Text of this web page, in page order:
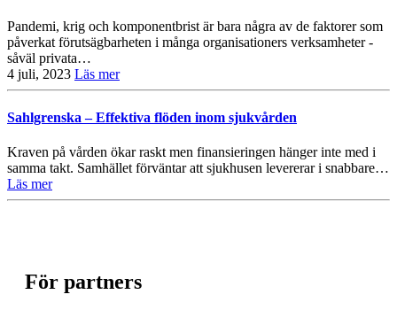
Pandemi, krig och komponentbrist är bara några av de faktorer som
påverkat förutsägbarheten i många organisationers verksamheter -
såväl privata…
4 juli, 2023 Läs mer
Sahlgrenska – Effektiva flöden inom sjukvården
Kraven på vården ökar raskt men finansieringen hänger inte med i
samma takt. Samhället förväntar att sjukhusen levererar i snabbare…
Läs mer
För partners